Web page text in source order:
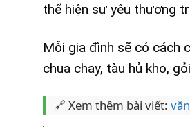
thể hiện sự yêu thương
Mỗi gia đình sẽ có cách
chua chay, tàu hủ kho,
🔗 Xem thêm bài viết: